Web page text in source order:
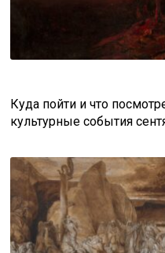
Куда пойти и что
культурные события